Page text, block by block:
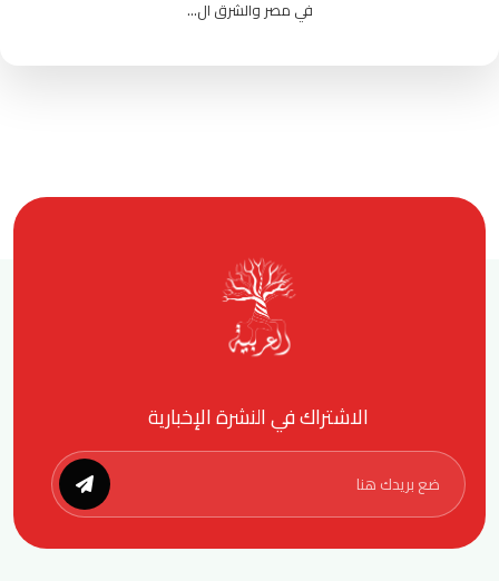
في مصر والشرق ال...
الاشتراك في النشرة الإخبارية